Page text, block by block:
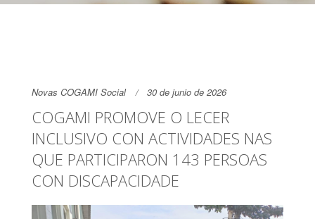
Novas COGAMI Social 30 de junio de 2026
COGAMI PROMOVE O LECER
INCLUSIVO CON ACTIVIDADES NAS
QUE PARTICIPARON 143 PERSOAS
CON DISCAPACIDADE